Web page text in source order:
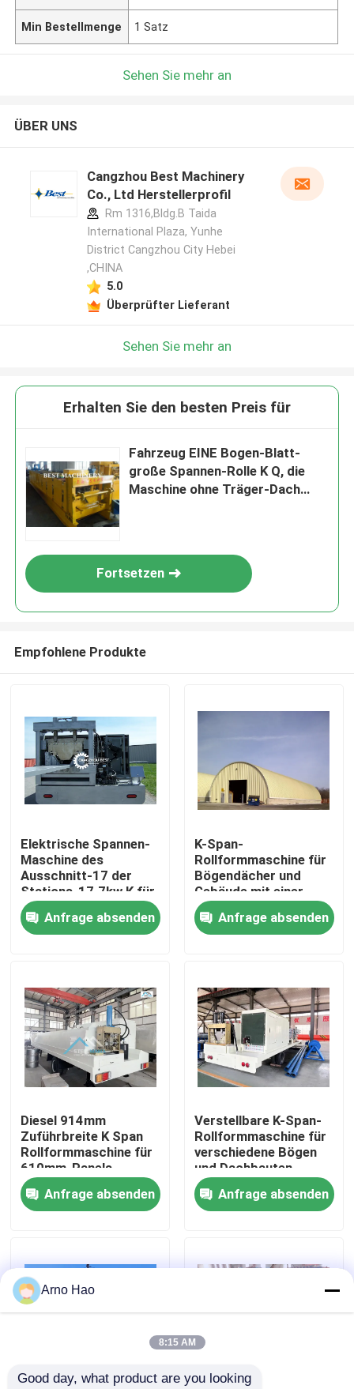
Haus
Über uns
Fabrik-Ausflug
Qualitätskontrolle
Treten Sie mit uns in Verbindung
Fälle
Doppelschicht-Rolle, die Maschine bildet
Min Bestellmenge 1 Satz
Sehen Sie mehr an
ÜBER UNS
Cangzhou Best Machinery
Co., Ltd Herstellerprofil
Rm 1316,Bldg.B Taida
International Plaza, Yunhe
District Cangzhou City Hebei
,CHINA
5.0
Überprüfter Lieferant
Sehen Sie mehr an
Erhalten Sie den besten Preis für
Fahrzeug EINE Bogen-Blatt-
große Spannen-Rolle K Q, die
Maschine ohne Träger-Dach
Fortsetzen
Empfohlene Produkte
Elektrische Spannen-
Maschine des
Ausschnitt-17 der
Stations-17.7kw K für
Dach
Anfrage absenden
K-Span-
Rollformmaschine für
Bögendächer und
Gebäude mit einer
Leistung von 7,5 kW
Anfrage absenden
Diesel 914mm
Zuführbreite K Span
Rollformmaschine für
610mm-Panels
Anfrage absenden
Verstellbare K-Span-
Rollformmaschine für
verschiedene Bögen
und Dachbauten
Anfrage absenden
Arno Hao
8:15 AM
Good day, what product are you looking